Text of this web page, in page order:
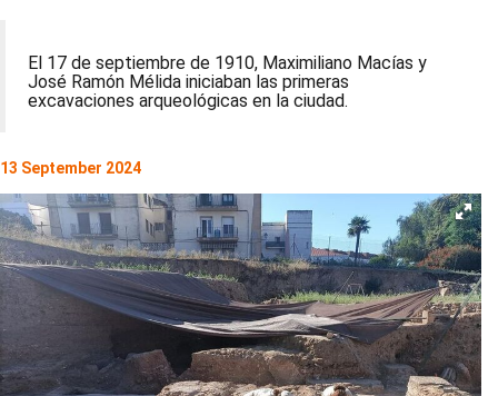
El 17 de septiembre de 1910, Maximiliano Macías y
José Ramón Mélida iniciaban las primeras
excavaciones arqueológicas en la ciudad.
13 September 2024